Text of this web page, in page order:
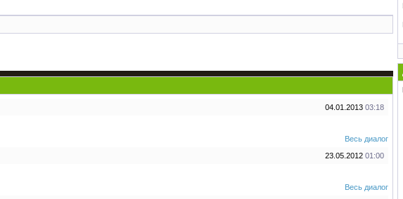
04.01.2013 03:18
Весь диалог
23.05.2012 01:00
Весь диалог